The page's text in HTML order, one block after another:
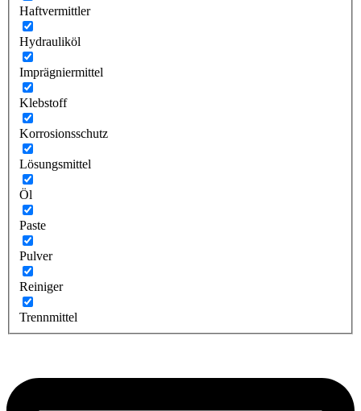
Haftvermittler
Hydrauliköl
Imprägniermittel
Klebstoff
Korrosionsschutz
Lösungsmittel
Öl
Paste
Pulver
Reiniger
Trennmittel